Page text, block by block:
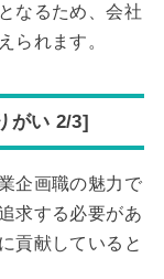
なるため、会社
られます。
がい 2/3]
企画職の魅力で
求する必要があ
貢献していると